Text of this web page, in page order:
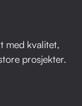
med kvalitet,
prosjekter.